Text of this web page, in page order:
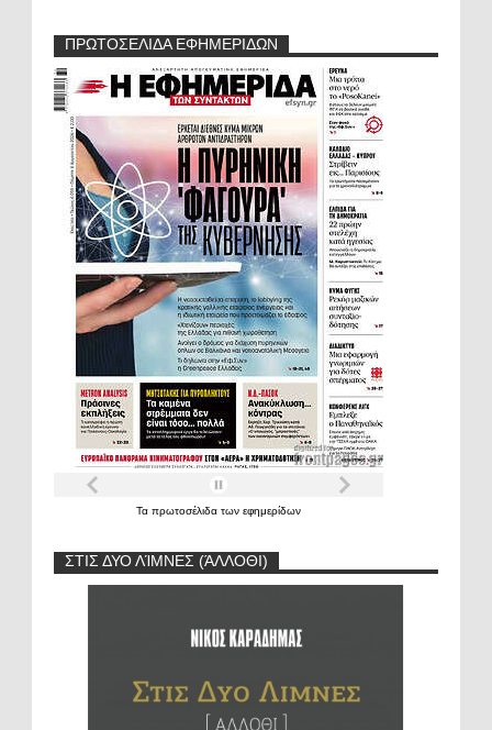
ΠΡΩΤΟΣΕΛΙΔΑ ΕΦΗΜΕΡΙΔΩΝ
Τα πρωτοσέλιδα των εφημερίδων
ΣΤΙΣ ΔΥΟ ΛΊΜΝΕΣ (ΆΛΛΟΘΙ)